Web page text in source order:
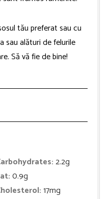
tău preferat sau cu
sau alături de felurile
Să vă fie de bine!
2.2g
0.9g
17mg